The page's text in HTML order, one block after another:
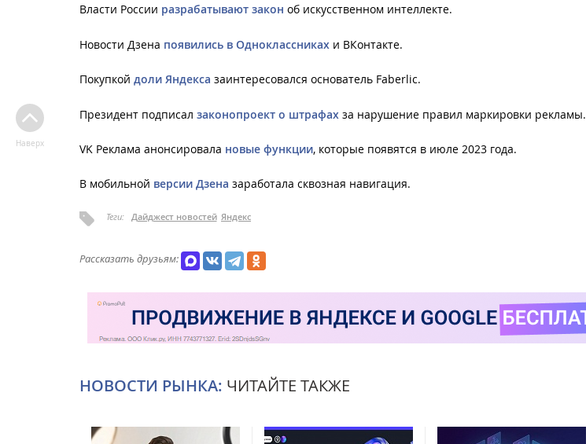
Власти России разрабатывают закон об искусственном интеллекте.
Новости Дзена появились в Одноклассниках и ВКонтакте.
Покупкой доли Яндекса заинтересовался основатель Faberlic.
Президент подписал законопроект о штрафах за нарушение правил маркировки рекламы.
VK Реклама анонсировала новые функции, которые появятся в июле 2023 года.
В мобильной версии Дзена заработала сквозная навигация.
Теги: Дайджест новостей Яндекс
Рассказать друзьям:
НОВОСТИ РЫНКА: ЧИТАЙТЕ ТАКЖЕ
Наверх